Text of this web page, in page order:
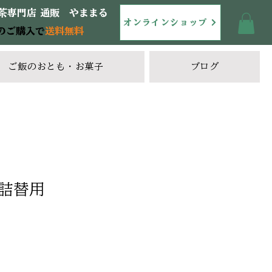
オンラインショップ
専門店 通販 やままる
ご購入で送料無料
ご飯のおとも・お菓子 ブログ
替用